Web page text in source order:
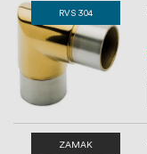
RVS 304
ZAMAK